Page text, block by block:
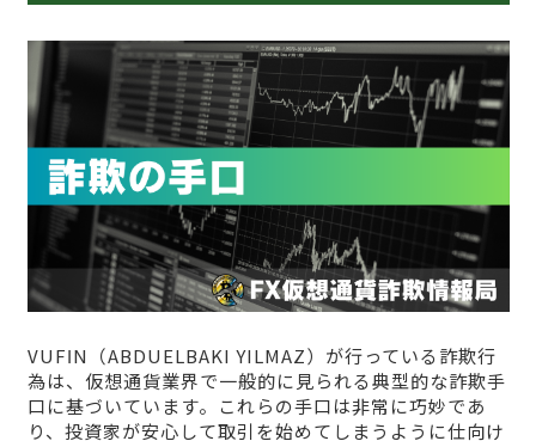
VUFΙN（ABDUELBAKI YILMAZ）が行っている詐欺行
為は、仮想通貨業界で一般的に見られる典型的な詐欺手
口に基づいています。これらの手口は非常に巧妙であ
り、投資家が安心して取引を始めてしまうように仕向け